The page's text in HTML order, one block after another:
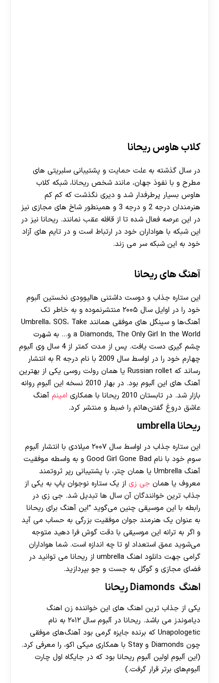
کلاب هاوس ریحانا
در سال گذشته به علت حمایت و پشتیبانی سلبریتی های
مطرح و با نفوذ جهان، مانند شخص ریحانا، شبکه کلاب
هاوس بسیار پرطرفدار شد و دیری نگذشت که کم کم
هنرمندان درجه 2 و درجه 3 و همینطور شاخ های مجازی نیز
در این عرصه فعال شده تا از قافله عقب نمانند. ریحانا نیز در
این شبکه با هواداران خود در ارتباط است و در تایم های آزاد
خود به این شبکه سر می زند.
آهنگ های ریحانا
این ستاره جذاب و دوست داشتنی هالیوودی نخستین آلبوم
خود را در اوایل سال ۲۰۰۵ منتشرنموده و به خاطر تک
آهنگ‌ها و سینگل های موفقی همانند Umbrella، SOS، Take
a Diamonds, The Only Girl In the World و… به شهرت
چشم گیری دست یافت. پس از مدت کمتر از 4 سال وی آلبوم
چهارم خود را در اواسط سال 2009 با نام درجه R به انتشار
رساند که Russian rollet یا همان رولت روسی یکی از بهترین
آهنگ های این آلبوم بود. در بهار 2010 نسخه این آلبوم روانه
بازار شد. در تابستان 2010 ریحانا با همکاری‌
امینم آهنگ
عاشق دروغ گفتن‌هاتم را ضبط و منتشر کرد.
ریحانا umbrella
این ستاره جذاب در اواسط سال ۲۰۰۷ میلادی با انتشار آلبوم
سوم خود با نام Good Girl Gone Bad و به واسطه موفقیت
آهنگ Umbrella یا همان چتر، با پشتیبانی رپر ثروتمند
معروف یا همان جی زی از یک ستاره نوجوان پاپ به یکی از
جذاب ترین خوانندگان آن سال ها تبدیل شد. جی زی در
رابطه با این موسیقی چنین می‌گوید “این آهنگ برای ریحانا
به عنوان یک هنرمند جوان موفقیت بزرگی به حساب می آید
و اگر به ترانه این موسیقی با دقت گوش فرا دهید متوجه
می‌شوید عمق استعداد او تا چه اندازه است. شما هواداران
گرامی جهت دانلود اهنگ umbrella از ریحانا می توانید در
فضای مجازی و گوگل به جست و جو بپردازید.
اهنگ Diamonds ریحانا
یکی از جذاب ترین اهنگ های این خواننده زن اهنگ
دیاموندز می باشد. ریحانا در آلبوم سال ۲۰۱۲ به نام
Unapologetic که برنده جایزه گرمی بود آهنگ‌های موفقی
چون Diamonds و Stay با همکاری میکی اکو، را معرفی کرد.
(این آلبوم اولین آلبوم ریحانا بود که در جایگاه اول چارت
آلبوم‌های برتر قرار گرفت.)